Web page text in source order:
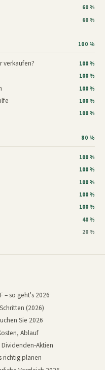
60 %
60 %
100 %
100 %
100 %
100 %
100 %
100 %
80 %
100 %
100 %
100 %
100 %
100 %
40 %
20 %
– so geht's 2026
(2026)
Sie 2026
Ablauf
Aktien
richtig planen